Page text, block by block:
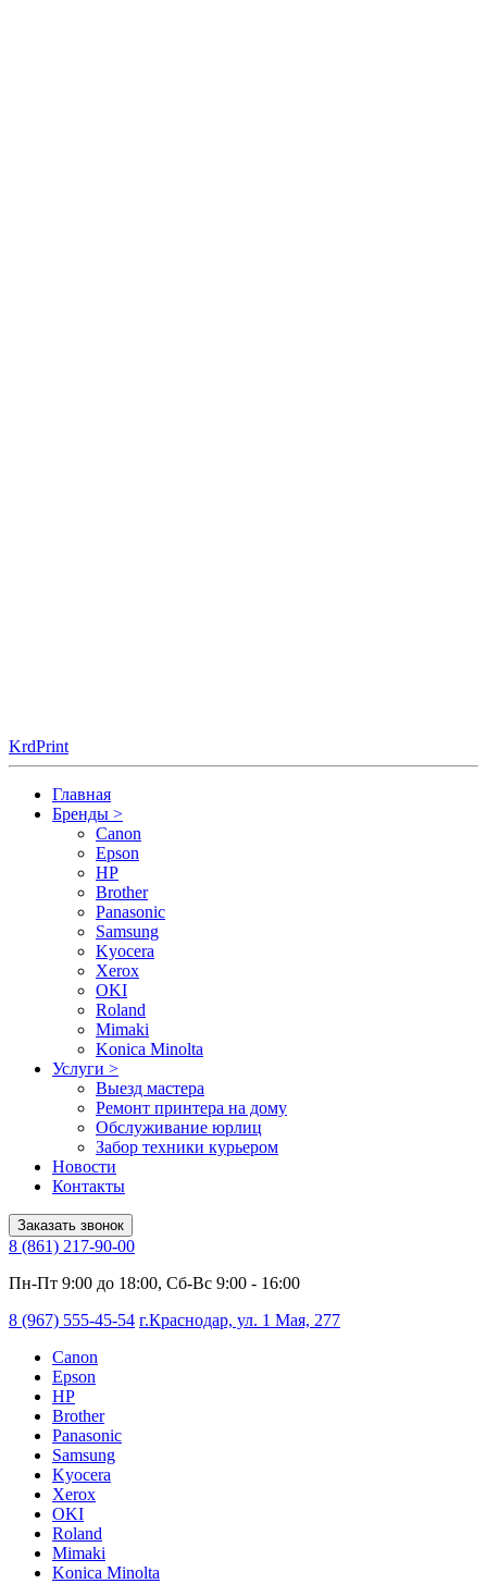
KrdPrint
Главная
Бренды >
Canon
Epson
HP
Brother
Panasonic
Samsung
Kyocera
Xerox
OKI
Roland
Mimaki
Konica Minolta
Услуги >
Выезд мастера
Ремонт принтера на дому
Обслуживание юрлиц
Забор техники курьером
Новости
Контакты
Заказать звонок
8 (861) 217-90-00
Пн-Пт 9:00 до 18:00, Сб-Вс 9:00 - 16:00
8 (967) 555-45-54 г.Краснодар, ул. 1 Мая, 277
Canon
Epson
HP
Brother
Panasonic
Samsung
Kyocera
Xerox
OKI
Roland
Mimaki
Konica Minolta